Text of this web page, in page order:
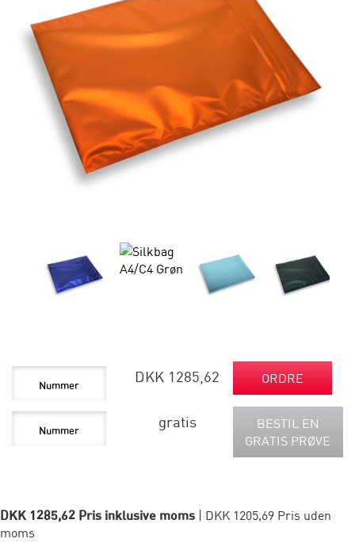
DKK 1285,62 ORDRE
gratis
BESTIL EN
GRATIS PRØVE
DKK 1285,62 Pris inklusive moms | DKK 1205,69 Pris uden
moms